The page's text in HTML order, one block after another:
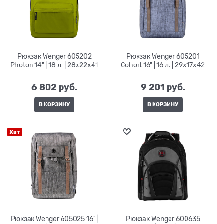
Рюкзак Wenger 605202
Photon 14" | 18 л. | 28x22x41
6 802 руб.
В КОРЗИНУ
Рюкзак Wenger 605201
Cohort 16" | 16 л. | 29x17x42
9 201 руб.
В КОРЗИНУ
Хит
Рюкзак Wenger 605025 16" |
Рюкзак Wenger 600635